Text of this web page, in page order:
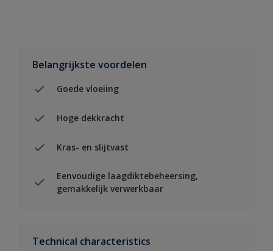
Belangrijkste voordelen
Goede vloeiing
Hoge dekkracht
Kras- en slijtvast
Eenvoudige laagdiktebeheersing,
gemakkelijk verwerkbaar
Technical characteristics